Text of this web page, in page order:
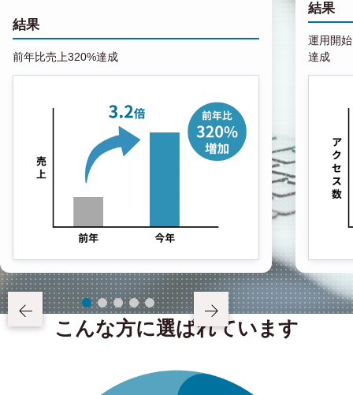
結果
前年比売上320%達成
結果
運用開
達成
こんな方に選ばれています